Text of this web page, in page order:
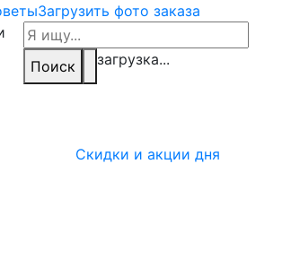
Загрузить фото заказа
Поиск загрузка...
Скидки и акции дня